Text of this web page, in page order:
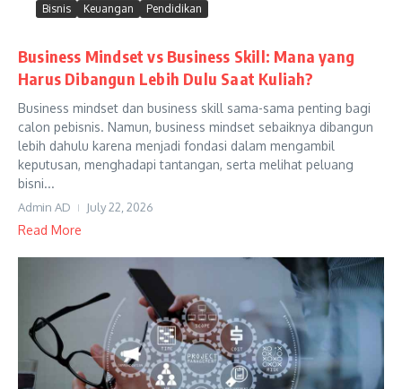
Bisnis Keuangan Pendidikan
Business Mindset vs Business Skill: Mana yang
Harus Dibangun Lebih Dulu Saat Kuliah?
Business mindset dan business skill sama-sama penting bagi
calon pebisnis. Namun, business mindset sebaiknya dibangun
lebih dahulu karena menjadi fondasi dalam mengambil
keputusan, menghadapi tantangan, serta melihat peluang
bisni...
Admin AD July 22, 2026
Read More